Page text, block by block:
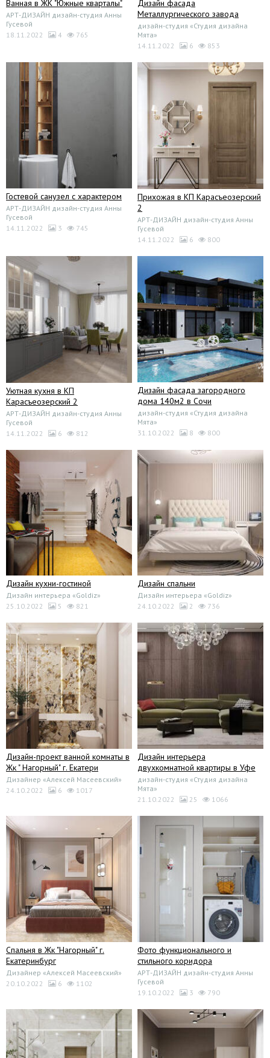
Ванная в ЖК "Южные кварталы"
АРТ-ДИЗАЙН дизайн-студия Анны
Гусевой
18.11.2022
4 765
Дизайн фасада
Металлургического завода
дизайн-студия «Студия дизайна
Мята»
14.11.2022
6 853
Гостевой санузел с характером
АРТ-ДИЗАЙН дизайн-студия Анны
Гусевой
14.11.2022
3 745
Прихожая в КП Карасъеозерский
2
АРТ-ДИЗАЙН дизайн-студия Анны
Гусевой
14.11.2022
6 800
Уютная кухня в КП
Карасъеозерский 2
АРТ-ДИЗАЙН дизайн-студия Анны
Гусевой
14.11.2022
6 812
Дизайн фасада загородного
дома 140м2 в Сочи
дизайн-студия «Студия дизайна
Мята»
31.10.2022
8 800
Дизайн кухни-гостиной
Дизайн интерьера «Goldiz»
25.10.2022
5 821
Дизайн спальни
Дизайн интерьера «Goldiz»
24.10.2022
2 736
Дизайн-проект ванной комнаты в
Жк " Нагорный" г. Екатери
Дизайнер «Алексей Масеевский»
24.10.2022
6 1017
Дизайн интерьера
двухкомнатной квартиры в Уфе
дизайн-студия «Студия дизайна
Мята»
21.10.2022
25 1066
Спальня в Жк "Нагорный" г.
Екатеринбург
Дизайнер «Алексей Масеевский»
20.10.2022
6 1102
Фото функционального и
стильного коридора
АРТ-ДИЗАЙН дизайн-студия Анны
Гусевой
19.10.2022
3 790